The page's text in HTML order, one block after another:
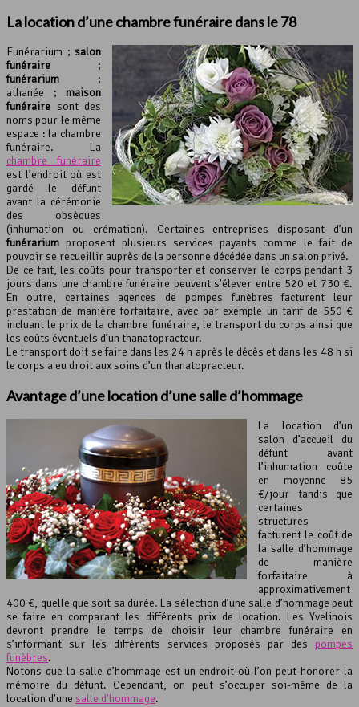
La location d’unechambre funérairedans le 78
Funérarium ; salon
funéraire ;
funérarium ;
athanée ; maison
funéraire sont des
noms pour le même
espace : la chambre
funéraire. La
chambre funéraire
est l’endroit où est
gardé le défunt
avant la cérémonie
des obsèques
(inhumation ou crémation). Certaines entreprises disposant d’un
funérarium proposent plusieurs services payants comme le fait de
pouvoir se recueillir auprès de la personne décédée dans un salon privé.
De ce fait, les coûts pour transporter et conserver le corps pendant 3
jours dans une chambre funéraire peuvent s’élever entre 520 et 730 €.
En outre, certaines agences de pompes funèbres facturent leur
prestation de manière forfaitaire, avec par exemple un tarif de 550 €
incluant le prix de la chambre funéraire, le transport du corps ainsi que
les coûts éventuels d’un thanatopracteur.
Le transport doit se faire dans les 24 h après le décès et dans les 48 h si
le corps a eu droit aux soins d’un thanatopracteur.
Avantage d’une location d’une salle d’hommage
La location d’un
salon d’accueil du
défunt avant
l’inhumation coûte
en moyenne 85
€/jour tandis que
certaines
structures
facturent le coût de
la salle d’hommage
de manière
forfaitaire à
approximativement
400 €, quelle que soit sa durée. La sélection d’une salle d’hommage peut
se faire en comparant les différents prix de location. Les Yvelinois
devront prendre le temps de choisir leur chambre funéraire en
s’informant sur les différents services proposés par des pompes
funèbres.
Notons que la salle d’hommage est un endroit où l’on peut honorer la
mémoire du défunt. Cependant, on peut s’occuper soi-même de la
location d’une salle d’hommage.